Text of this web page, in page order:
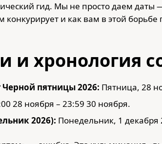
гид. Мы не просто даем
конкурирует и как вам в этой борьбе
и хронология
пятницы 2026: Пятница, 28
28 ноября – 23:59 30 ноября.
2026): Понедельник, 1 декабря